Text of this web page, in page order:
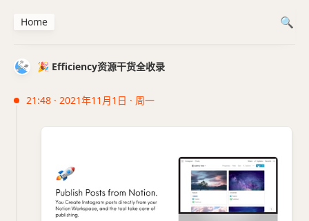
🎉 Efficiency资源干货全收录
21:48 · 2021年11月1日 · 周一
Home